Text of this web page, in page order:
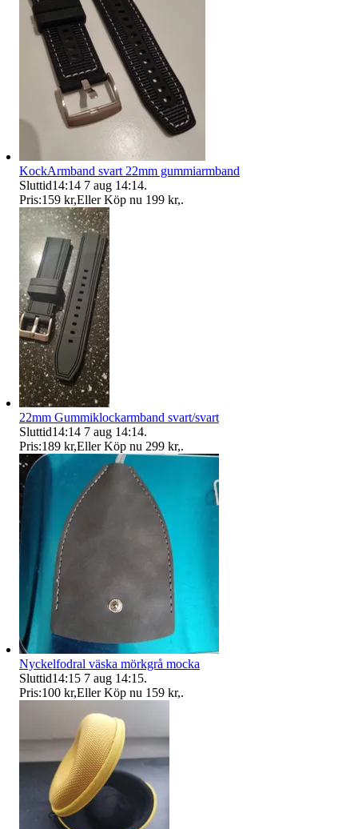
KockArmband svart 22mm gummiarmband
Sluttid14:14 7 aug 14:14.
Pris:159 kr,Eller Köp nu 199 kr,.
22mm Gummiklockarmband svart/svart
Sluttid14:14 7 aug 14:14.
Pris:189 kr,Eller Köp nu 299 kr,.
Nyckelfodral väska mörkgrå mocka
Sluttid14:15 7 aug 14:15.
Pris:100 kr,Eller Köp nu 159 kr,.